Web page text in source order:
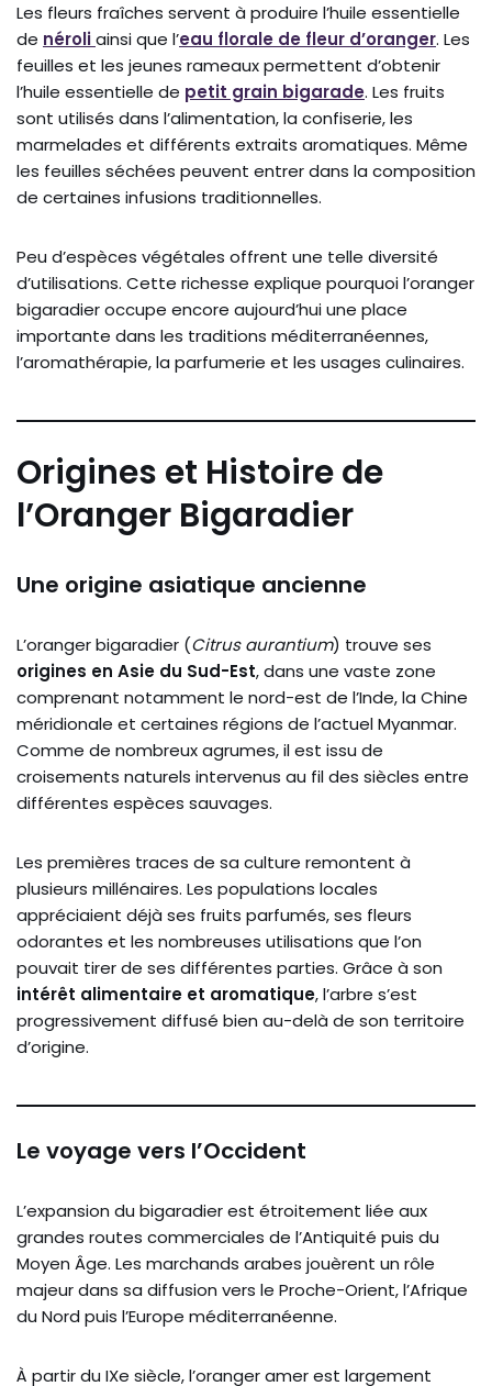
Les fleurs fraîches servent à produire l’huile essentielle
de néroliainsi que l’eau florale de fleur d’oranger. Les
feuilles et les jeunes rameaux permettent d’obtenir
l’huile essentielle de petit grain bigarade. Les fruits
sont utilisés dans l’alimentation, la confiserie, les
marmelades et différents extraits aromatiques. Même
les feuilles séchées peuvent entrer dans la composition
de certaines infusions traditionnelles.
Peu d’espèces végétales offrent une telle diversité
d’utilisations. Cette richesse explique pourquoi l’oranger
bigaradier occupe encore aujourd’hui une place
importante dans les traditions méditerranéennes,
l’aromathérapie, la parfumerie et les usages culinaires.
Origines et Histoire de
l’Oranger Bigaradier
Une origine asiatique ancienne
L’oranger bigaradier (Citrus aurantium) trouve ses
origines en Asie du Sud-Est, dans une vaste zone
comprenant notamment le nord-est de l’Inde, la Chine
méridionale et certaines régions de l’actuel Myanmar.
Comme de nombreux agrumes, il est issu de
croisements naturels intervenus au fil des siècles entre
différentes espèces sauvages.
Les premières traces de sa culture remontent à
plusieurs millénaires. Les populations locales
appréciaient déjà ses fruits parfumés, ses fleurs
odorantes et les nombreuses utilisations que l’on
pouvait tirer de ses différentes parties. Grâce à son
intérêt alimentaire et aromatique, l’arbre s’est
progressivement diffusé bien au-delà de son territoire
d’origine.
Le voyage vers l’Occident
L’expansion du bigaradier est étroitement liée aux
grandes routes commerciales de l’Antiquité puis du
Moyen Âge. Les marchands arabes jouèrent un rôle
majeur dans sa diffusion vers le Proche-Orient, l’Afrique
du Nord puis l’Europe méditerranéenne.
À partir du IXe siècle, l’oranger amer est largement